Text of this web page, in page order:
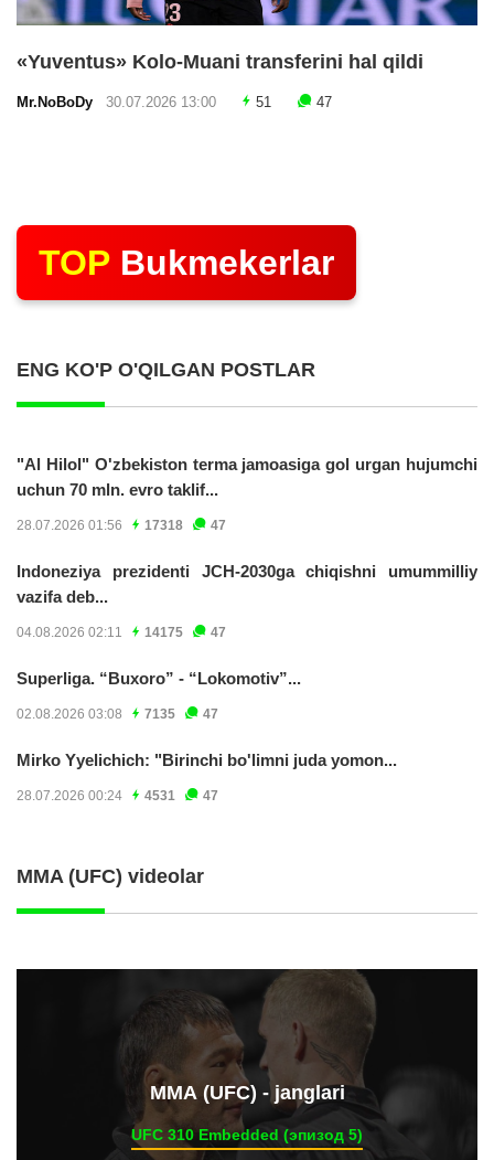
«Yuventus» Kolo-Muani transferini hal qildi
Mr.NoBoDy 30.07.2026 13:00 51 47
TOP Bukmekerlar
ENG KO'P O'QILGAN POSTLAR
"Al Hilol" O'zbekiston terma jamoasiga gol urgan hujumchi
uchun 70 mln. evro taklif...
28.07.2026 01:56 17318 47
Indoneziya prezidenti JCH-2030ga chiqishni umummilliy
vazifa deb...
04.08.2026 02:11 14175 47
Superliga. “Buxoro” - “Lokomotiv”...
02.08.2026 03:08 7135 47
Mirko Yyelichich: "Birinchi bo'limni juda yomon...
28.07.2026 00:24 4531 47
MMA (UFC) videolar
ММА (UFC) - janglari
UFC 310 Embedded (эпизод 5)